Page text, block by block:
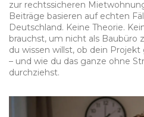
zur rechtssicheren
Beiträge basieren auf echten
Deutschland. Keine Theorie.
brauchst, um nicht als Baubüro
du wissen willst, ob dein
– und wie du das ganze ohne
durchziehst.